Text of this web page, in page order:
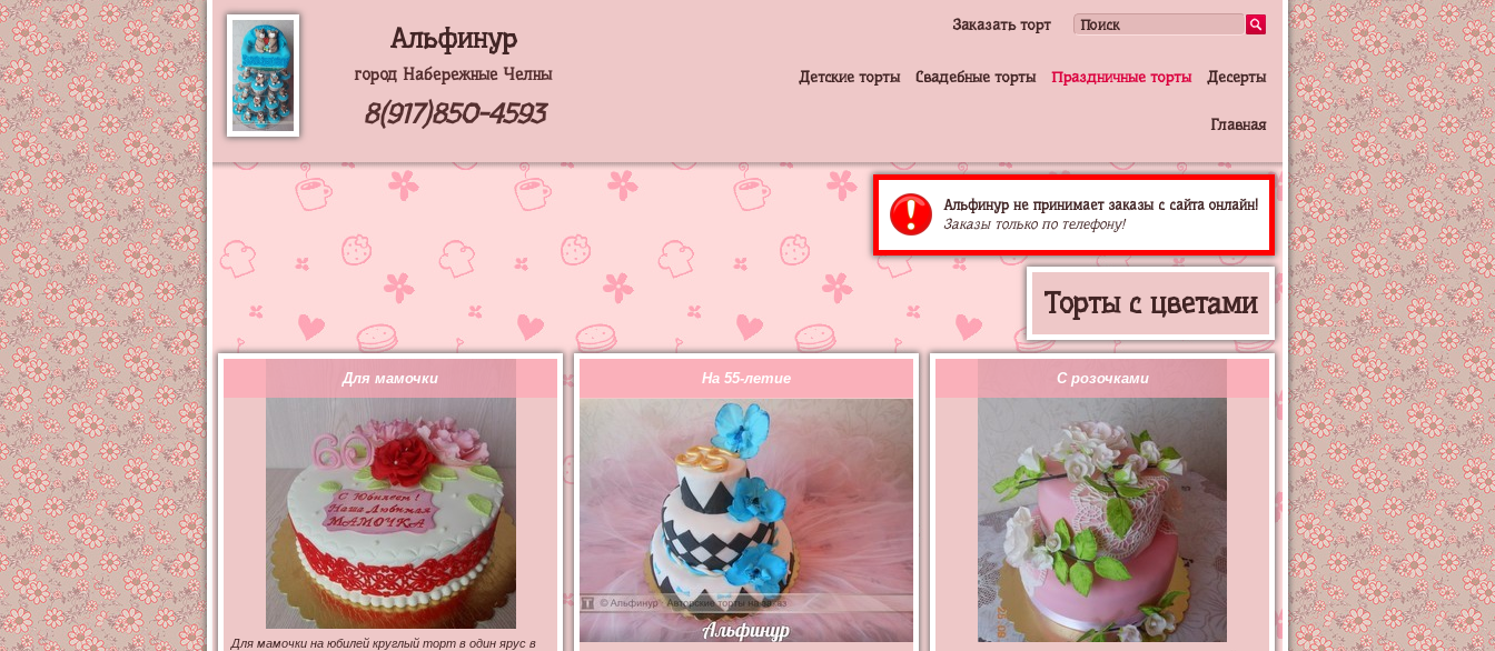
Альфинур
город Набережные Челны
8(917)850-4593
Заказать торт
Детские торты Свадебные торты Праздничные торты Десерты
Главная
Альфинур не принимает заказы с сайта онлайн!
Заказы только по телефону!
Торты с цветами
Для мамочки
Для мамочки на юбилей круглый торт в один ярус в
На 55-летие С розочками